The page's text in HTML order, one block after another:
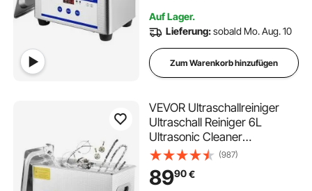
Brillen Ultraschall
6.1K+ Aufrufe Kürzlich
Auf Lager.
Lieferung:sobald Mo. Aug. 10
Zum Warenkorb hinzufügen
VEVOR Ultraschallreiniger
Ultraschall Reiniger 6L
Ultrasonic Cleaner
Ultraschallreinigungsgerät
Edelstahl mit Digitaler
Anzeige für Schmuck Brillen
(987)
8990€